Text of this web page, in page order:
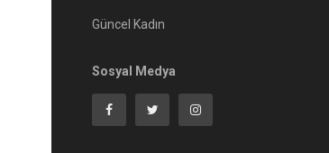
Güncel Kadın
Sosyal Medya